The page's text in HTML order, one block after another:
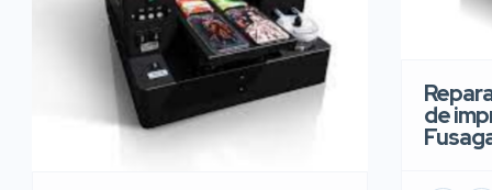
de